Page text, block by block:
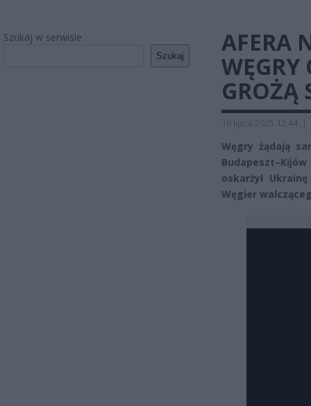
Szukaj w serwisie
Szukaj
AFERA
WĘGRY
GROŻĄ
16 lipca 2025 12:44 |
Węgry żądają
oskarżył
Węgier